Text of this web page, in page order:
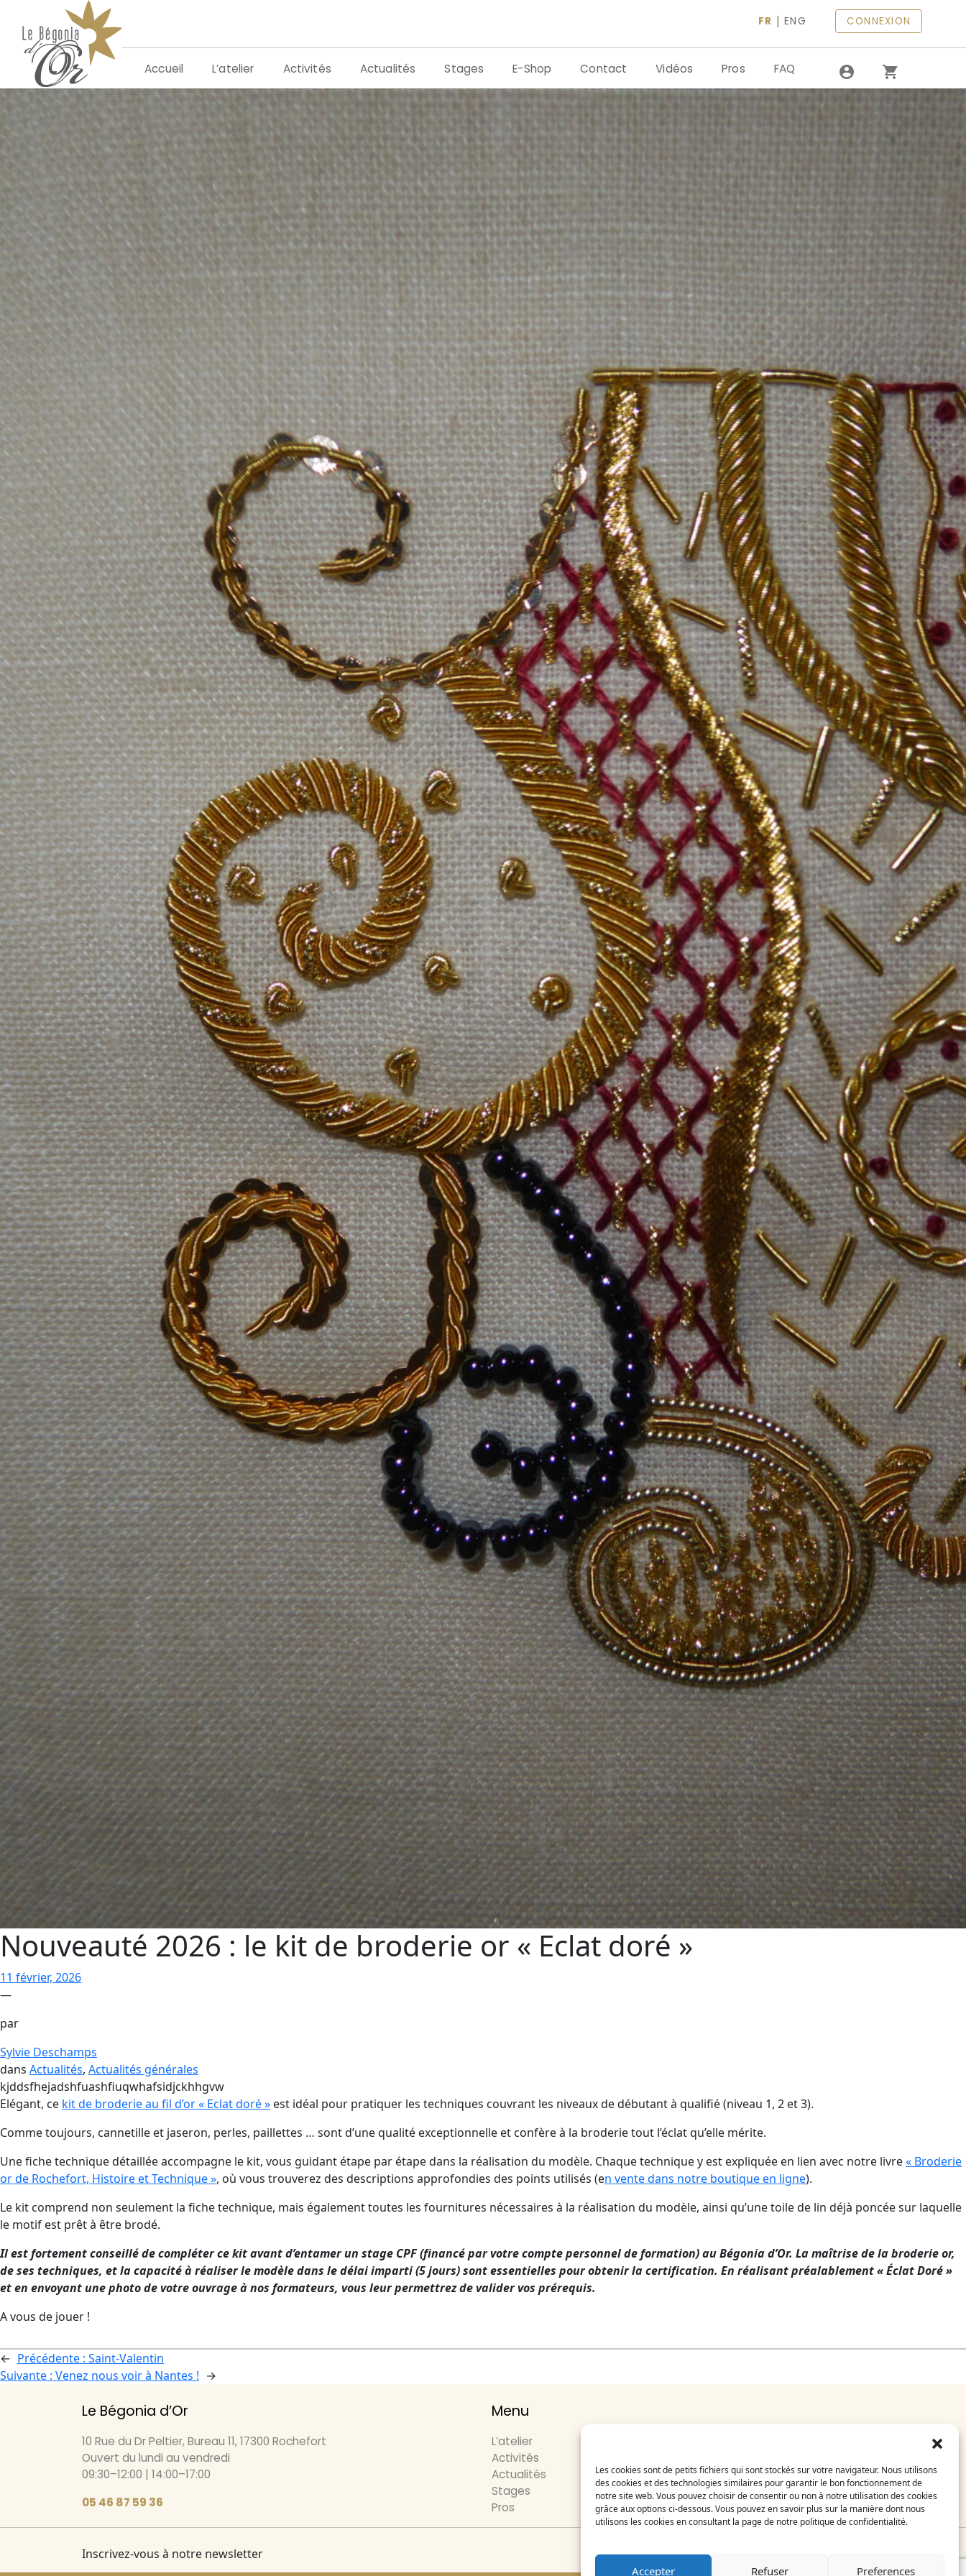
Les cookies sont de petits fichiers qui sont stockés sur votre navigateur. Nous utilisons
des cookies et des technologies similaires pour garantir le bon fonctionnement de
notre site web. Vous pouvez choisir de consentir ou non à notre utilisation des cookies
grâce aux options ci-dessous. Vous pouvez en savoir plus sur la manière dont nous
utilisons les cookies en consultant la page de notre politique de confidentialité.
Accepter Refuser Preferences
contenu
FR |ENG CONNEXION
Accueil L’atelier Activités Actualités Stages E-Shop Contact Vidéos Pros FAQ
Nouveauté 2026 : le kit de broderie or « Eclat doré »
11 février, 2026
—
par
Sylvie Deschamps
dans Actualités, Actualités générales
kjddsfhejadshfuashfiuqwhafsidjckhhgvw
Elégant, ce kit de broderie au fil d’or « Eclat doré » est idéal pour pratiquer les techniques couvrant les niveaux de débutant à qualifié (niveau 1, 2 et 3).
Comme toujours, cannetille et jaseron, perles, paillettes … sont d’une qualité exceptionnelle et confère à la broderie tout l’éclat qu’elle mérite.
Une fiche technique détaillée accompagne le kit, vous guidant étape par étape dans la réalisation du modèle. Chaque technique y est expliquée en lien avec notre livre« Broderie
or de Rochefort, Histoire et Technique », où vous trouverez des descriptions approfondies des points utilisés (en vente dans notre boutique en ligne).
Le kit comprend non seulement la fiche technique, mais également toutes les fournitures nécessaires à la réalisation du modèle, ainsi qu’une toile de lin déjà poncée sur laquelle
le motif est prêt à être brodé.
Il est fortement conseillé de compléter ce kit avant d’entamer un stage CPF (financé par votre compte personnel de formation) au Bégonia d’Or. La maîtrise de la broderie or,
de ses techniques, et la capacité à réaliser le modèle dans le délai imparti (5 jours) sont essentielles pour obtenir la certification. En réalisant préalablement « Éclat Doré »
et en envoyant une photo de votre ouvrage à nos formateurs, vous leur permettrez de valider vos prérequis.
A vous de jouer !
← Précédente : Saint-Valentin
Suivante : Venez nous voir à Nantes ! →
Le Bégonia d’Or
10 Rue du Dr Peltier, Bureau 11, 17300 Rochefort
Ouvert du lundi au vendredi
09:30–12:00 | 14:00–17:00
05 46 87 59 36
Menu
L’atelier
Activités
Actualités
Stages
Pros
Mentions légales
FAQ
Contact
Inscrivez-vous à notre newsletter